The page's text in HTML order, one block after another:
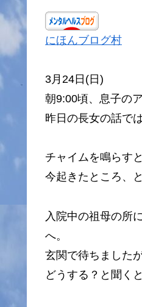
にほんブログ村
3月24日(日)
朝9:00頃、息子の
昨日の長女の話で
チャイムを鳴らす
今起きたところ、と
入院中の祖母の所
へ。
玄関で待ちました
どうする？と聞く